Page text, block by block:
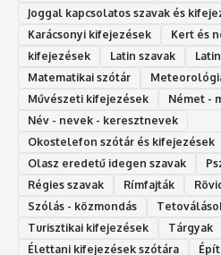
Joggal kapcsolatos szavak és
Karácsonyi kifejezések
Kert és
kifejezések
Latin szavak
Matematikai szótár
Művészeti kifejezések
Német -
Név - nevek - keresztnevek
Okostelefon szótár és kifejezések
Olasz eredetű idegen szavak
Régies szavak
Rímfajták
Szólás - közmondás
Turisztikai kifejezések
Tárgyak
Élettani kifejezések szótára